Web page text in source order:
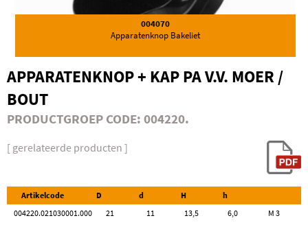
004070
Apparatenknop Bakeliet
APPARATENKNOP + KAP PA V.V. MOER /
BOUT
PRODUCTGROEP CODE: 004220.
[ gerelateerde producten ]
Artikelcode D d H
h
004220.021030001.000
21 11 13,5 6,0 M 3